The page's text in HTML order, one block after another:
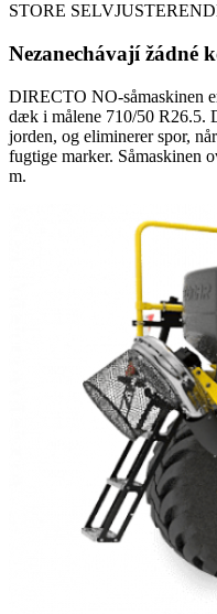
STORE
Nezanechávají žádné
DIRECTO NO-såmaskinen
dæk i målene 710/50 R26.5.
jorden, og eliminerer spor,
fugtige marker. Såmaskinen
m.